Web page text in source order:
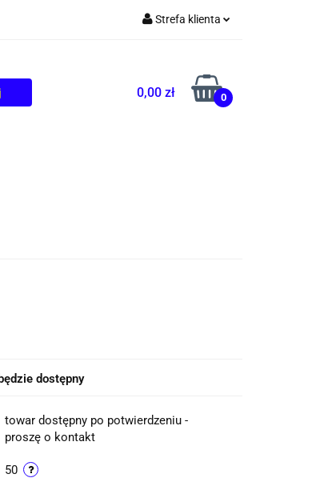
Strefa klienta
Zarejestruj się
Dodaj zgłoszenie
0,00 zł 0
dostępny
towar dostępny po potwierdzeniu -
proszę o kontakt
50